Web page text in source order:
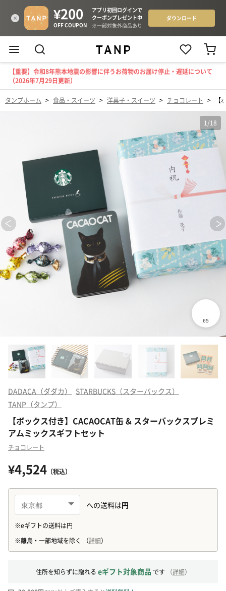
【重要】令和8年熊本地震の影響に伴うお荷物のお届け停止・遅延について
（2026年7月29日更新）
タンプホーム > 食品・スイーツ > 洋菓子・スイーツ > チョコレート >
1 /18
DADACA（ダダカ）
STARBUCKS（スターバックス）
TANP（タンプ）
【ボックス付き】CACAOCAT缶 & スターバックスプレミ
アムミックスギフトセット
チョコレート
¥4,524 （税込）
住所を知らずに贈れる eギフト対象商品 です （詳細）